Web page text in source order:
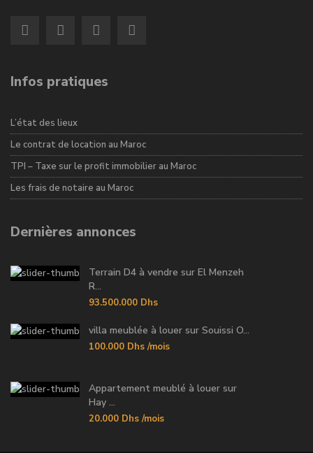
Infos pratiques
L’état des lieux
Le contrat de location au Maroc
TPI – Taxe sur le profit immobilier au Maroc
Les frais de notaire au Maroc
Dernières annonces
Terrain D4 à vendre sur El Menzeh
R...
93.500.000 Dhs
villa meublée à louer sur Souissi O...
100.000 Dhs /mois
Appartement meublé à louer sur
Hay ...
20.000 Dhs /mois